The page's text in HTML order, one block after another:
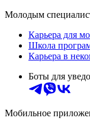
Молодым
Карьера для
Школа
Карьера в
Боты для
Мобильное